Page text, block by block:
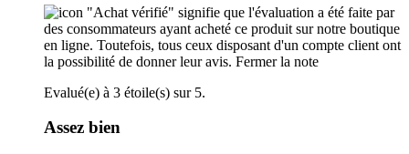
"Achat vérifié" signifie que l'évaluation a été faite par
des consommateurs ayant acheté ce produit sur notre boutique
en ligne. Toutefois, tous ceux disposant d'un compte client ont
la possibilité de donner leur avis. Fermer la note
Evalué(e) à 3 étoile(s) sur 5.
Assez bien